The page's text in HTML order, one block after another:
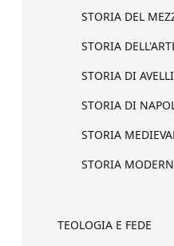
STORIA DEL
STORIA
STORIA DI
STORIA DI
STORIA
STORIA
TEOLOGIA E FEDE